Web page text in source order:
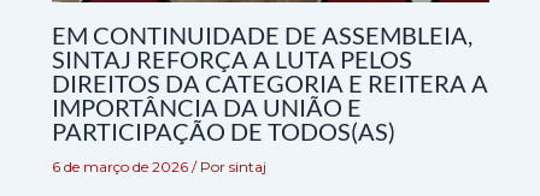
EM CONTINUIDADE DE ASSEMBLEIA,
SINTAJ REFORÇA A LUTA PELOS
DIREITOS DA CATEGORIA E REITERA A
IMPORTÂNCIA DA UNIÃO E
PARTICIPAÇÃO DE TODOS(AS)
6 de março de 2026 / Por sintaj